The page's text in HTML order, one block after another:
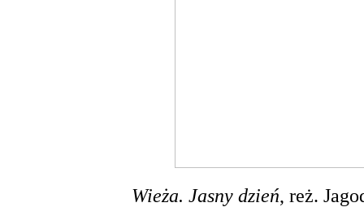
Wieża. Jasny dzień, reż.